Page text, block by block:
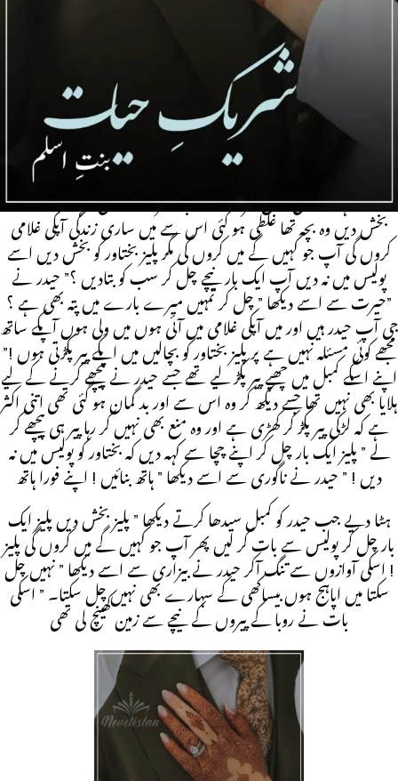
اب سر گھٹنوں میں دیے رورہی تھی اپنے چند لمحے اسے دیکھا پھر بلینٹ
ٹھیک کرتا آنکھیں بند کر گیا مگر اب دھیان کہا کہیں اور لگتا تھا اسلیے پھر
اسے دیکھنا لگا ” کیا تم رونا بند کر سکتی ہو مجھے سونا ہے ؟” روبا نے بھیگا
چہرا اٹھا کر اسے دیکھا جو بستر پر لیٹا اسے حکم دے رہا تھا ” کیسا بے
حس انسان ہے اٹھنا بھی ضروری نہیں سمجھا !” اپنے کپڑے سنبھالتی وہ
اٹھی اور اسکے قریب چل دی اور ہاتھ جوڑ کر کھڑی ہو گئی ” میں آپ کے
سامنے ہاتھ جوڑتی ہوں جرگے نے مجھے سزا دے دی ہے تو بختاور کو
بخش دیں وہ بچہ تھا غلطی ہو گئی اس سے میں ساری زندگی آپکی غلامی
کروں گی آپ جو کہیں گے میں کروں گی مگر پلیز بختاور کو بخش دیں اسے
پولیس میں نہ دیں آپ ایک بار نیچے چل کر سب کو بتادیں ؟” حیدر نے
حیرت سے اسے دیکھا ” چل کر تمہیں میرے بارے میں پتہ بھی ہے ؟”
جی آپ حیدر ہیں اور میں آپکی غلامی میں آئی ہوں میں ولی ہوں آپکے ساتھ
مجھے کوئی مسئلہ نہیں ہے پر پلیز بختاور کو بچالیں میں اپکے پیر پکڑتی ہوں !”
اپنے اسکے کمبل میں چھپے پیر پکڑ لیے تھے جسے حیدر نے پیچھے کرنے کے لیے
ہلایا بھی نہیں تھا جسے دیکھ کر وہ اس سے اور بد گمان ہو گئی تھی اتنی اکثر
ہے کہ لڑکی پیر پکڑ کر کھڑی ہے اور وہ منع بھی نہیں کر رہا پیر ہی پیچھے کر
لے ” پلیز ایک بار چل کر اپنے چچا سے کہہ دیں کہ بختاور کو پولیس میں نہ
دیں ! ” حیدر نے ناگوری سے اسے دیکھا ” ہاتھ بنائیں ! اپنے فورا ہاتھ
ہٹا دیے جب حیدر کو کمبل سیدھا کرتے دیکھا ” پلیز بخش دیں پلیز ایک
بار چل کر پولیس سے بات کر لیں پھر آپ جو کہیں گے میں کروں گی پلیز
! اسکی آوازوں سے تنگ آکر حیدر نے بیزاری سے اسے دیکھا ” نہیں چل
سکتا میں اپاہج ہوں بیساکھی کے سہارے بھی نہیں چل سکتا۔ ” اسکی
بات نے روبا کے پیروں کے نیچے سے زمین کھینچ لی تھی